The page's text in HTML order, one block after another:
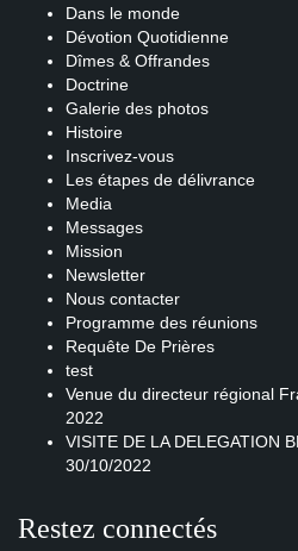
Dans le monde
Dévotion Quotidienne
Dîmes & Offrandes
Doctrine
Galerie des photos
Histoire
Inscrivez-vous
Les étapes de délivrance
Media
Messages
Mission
Newsletter
Nous contacter
Programme des réunions
Requête De Prières
test
Venue du directeur régional
2022
VISITE DE LA DELEGATION
30/10/2022
Restez connectés